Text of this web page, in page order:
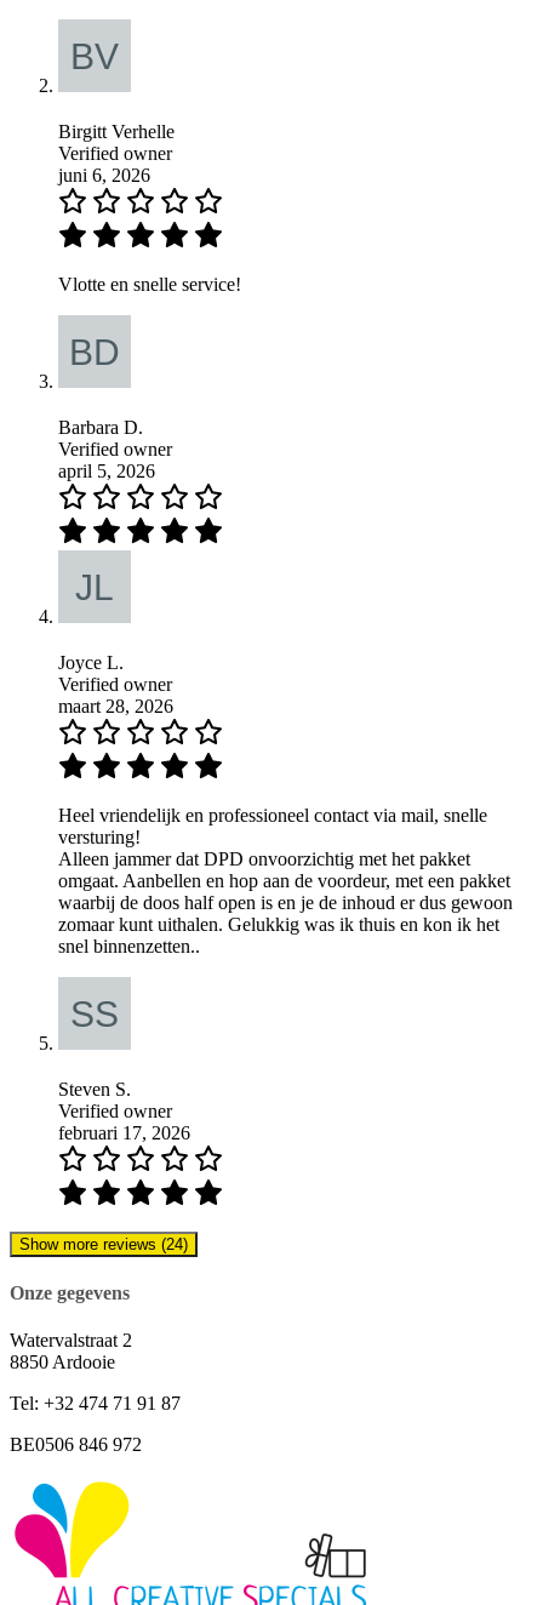
Birgitt Verhelle
Verified owner
juni 6, 2026
Vlotte en snelle service!
Barbara D.
Verified owner
april 5, 2026
Joyce L.
Verified owner
maart 28, 2026
Heel vriendelijk en professioneel contact via mail, snelle
versturing!
Alleen jammer dat DPD onvoorzichtig met het pakket
omgaat. Aanbellen en hop aan de voordeur, met een pakket
waarbij de doos half open is en je de inhoud er dus gewoon
zomaar kunt uithalen. Gelukkig was ik thuis en kon ik het
snel binnenzetten..
Steven S.
Verified owner
februari 17, 2026
Show more reviews (24)
Onze gegevens
Watervalstraat 2
8850 Ardooie
Tel: +32 474 71 91 87
BE0506 846 972